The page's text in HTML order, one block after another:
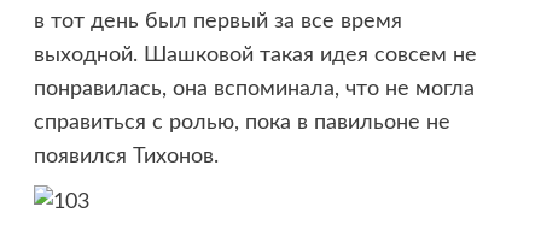
в тот день был первый за все время
выходной. Шашковой такая идея совсем не
понравилась, она вспоминала, что не могла
справиться с ролью, пока в павильоне не
появился Тихонов.